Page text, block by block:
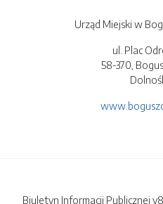
Urząd Miejski w
ul. Plac
58-370,
Biuletyn Informacji Publicznej